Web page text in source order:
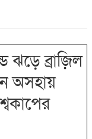
ঝড়ে ব্রাজ়িল
অসহায়